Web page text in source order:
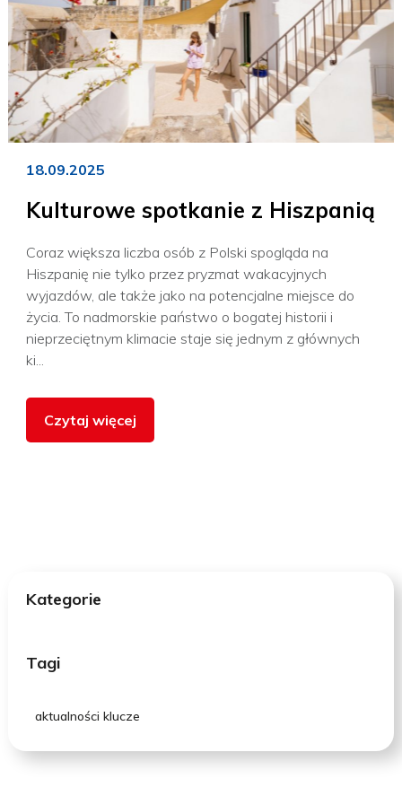
18.09.2025
Kulturowe spotkanie z Hiszpanią
Coraz większa liczba osób z Polski spogląda na
Hiszpanię nie tylko przez pryzmat wakacyjnych
wyjazdów, ale także jako na potencjalne miejsce do
życia. To nadmorskie państwo o bogatej historii i
nieprzeciętnym klimacie staje się jednym z głównych
ki...
Czytaj więcej
Kategorie
Tagi
aktualności klucze